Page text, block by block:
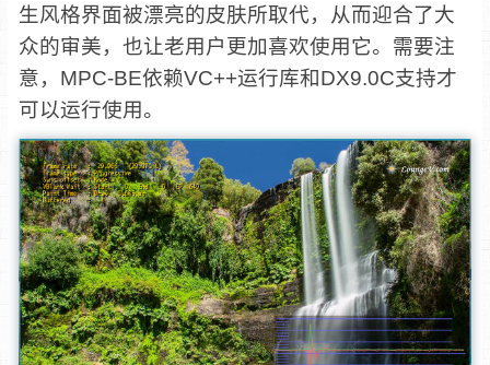
生风格界面被漂亮的皮肤所取代，从而迎合了大
众的审美，也让老用户更加喜欢使用它。需要注
意，MPC-BE依赖VC++运行库和DX9.0C支持才
可以运行使用。